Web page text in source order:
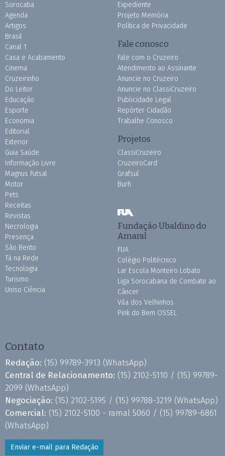
Sorocaba
Agenda
Artigos
Brasil
Canal 1
Casa e Acabamento
Cinema
Cruzeirinho
Do Leitor
Educação
Esporte
Economia
Editorial
Exterior
Guia Saúde
Informação Livre
Magnus Futsal
Motor
Pets
Receitas
Revistas
Necrologia
Presença
São Bento
Tá na Rede
Tecnologia
Turismo
Uniso Ciência
Expediente
Projeto Memória
Política de Privacidade
Fale conosco
Fale com o Cruzeiro
Atendimento ao Assinante
Anuncie no Cruzeiro
Anuncie no ClassiCruzeiro
Publicidade Legal
Repórter Cidadão
Trabalhe Conosco
Projetos
ClassiCruzeiro
CruzeiroCard
Grafsul
Burh
Fundação Ubaldino do
Amaral
FUA
Colégio Politécnico
Lar Escola Monteiro Lobato
Liga Sorocabana de Combate ao
Câncer
Vila dos Velhinhos
Pink do Bem OSSEL
Contato
Redação: (15) 99789-3913 (WhatsApp)
Central de Relacionamento: (15) 2102-5110 / (15) 99789-
2099 (WhatsApp)
Negociação: (15) 2102-5195 / (15) 99788-3219 (WhatsApp)
Comercial: (15) 2102-5100 - ramal 5060 / (15) 99789-6861
(WhatsApp)
Enviar e-mail para Redação